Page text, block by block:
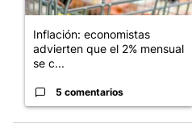
Inflación: economistas
advierten que el 2% mensual
se c...
5 comentarios